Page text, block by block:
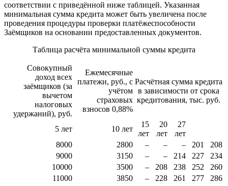
соответствии с приведённой ниже таблицей. Указанная
минимальная сумма кредита может быть увеличена после
проведения процедуры проверки платёжеспособности
Заёмщиков на основании предоставленных документов.
Таблица расчёта минимальной суммы кредита
Совокупный
доход всех
заёмщиков (за
вычетом
налоговых
удержаний), руб.
Ежемесячные
платежи, руб., с
учётом
страховых
взносов 0,88%
Расчётная сумма кредита
в зависимости от срока
кредитования, тыс. руб.
5 лет 10 лет
15
лет
20
лет
27
лет
8000
2800 – – – 201
208
9000
3150 – – 214 227
234
10000
3500 – 208 238 252
260
11000
3850 – 228 261 277
286